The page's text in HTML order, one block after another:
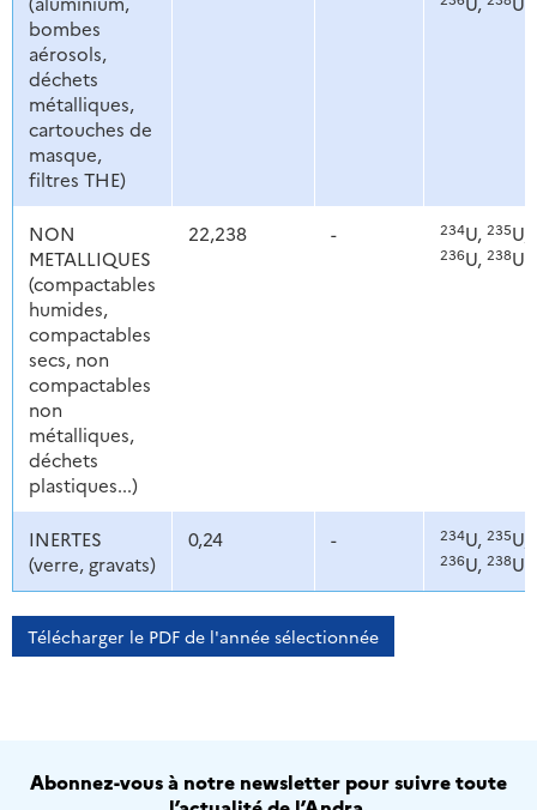
bombes
aérosols,
déchets
métalliques,
cartouches de
masque,
filtres THE)
NON
METALLIQUES
(compactables
humides,
compactables
secs, non
compactables
non
métalliques,
déchets
plastiques...)
22,238 - 234U, 235U,
236U, 238U
INERTES
(verre, gravats)
0,24 - 234U, 235U,
236U, 238U
Télécharger le PDF de l'année sélectionnée
Abonnez-vous à notre newsletter pour suivre toute